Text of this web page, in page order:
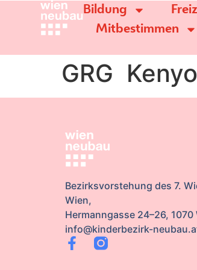
Bildung
Mitbestimmen
GRG
Bezirksvorstehung des 7.
Wien,
Hermanngasse 24–26, 1070
info@kinderbezirk-